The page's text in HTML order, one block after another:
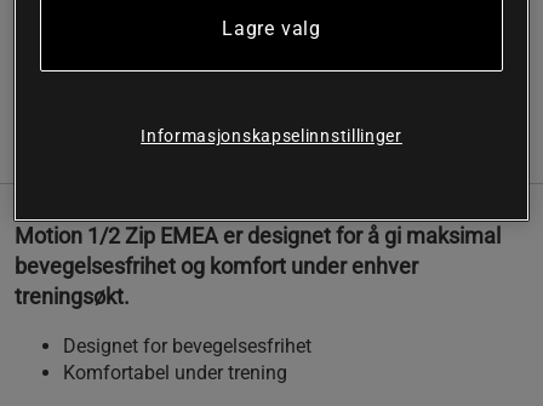
denne funksjonelle 1/2 glidelåsgenseren fra Under Armour.
Les mer
Motion 1/2 Zip EMEA er designet for å gi maksimal
bevegelsesfrihet og komfort under enhver
treningsøkt.
Designet for bevegelsesfrihet
Komfortabel under trening
Lagre valg
Informasjonskapselinnstillinger